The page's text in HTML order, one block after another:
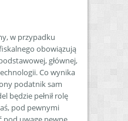
w przypadku
obowiązują
głównej,
Co wynika
podatnik sam
będzie pełnił rolę
pod pewnymi